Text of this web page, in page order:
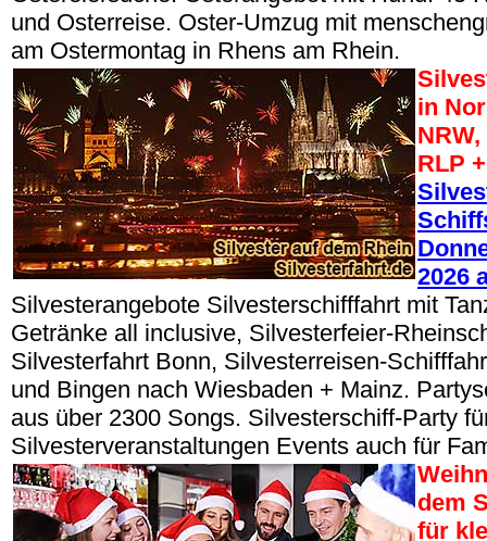
und Osterreise. Oster-Umzug mit
am Ostermontag in Rhens am Rhein.
in
RLP
2026
Silvesterangebote Silvesterschifffahrt mit
Getränke all inclusive, Silvesterfeier-
Silvesterfahrt Bonn, Silvesterreisen-
und Bingen nach Wiesbaden + Mainz.
aus über 2300 Songs. Silvesterschiff-Party
Silvesterveranstaltungen Events auch für
dem
für